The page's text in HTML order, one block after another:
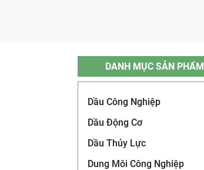
DANH MỤC SẢN PHẨM
Dầu Công Nghiệp
Dầu Động Cơ
Dầu Thủy Lực
Dung Môi Công Nghiệp